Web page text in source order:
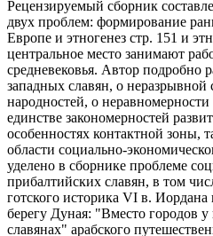
Рецензируемый сборник
двух проблем: формирование
Европе и этногенез стр. 151 и
центральное место занимают
средневековья. Автор подробно
западных славян, о
народностей, о
единстве закономерностей
особенностях контактной зоны,
области социально-
уделено в сборнике проблеме
прибалтийских славян, в том
готского историка VI в.
берегу Дуная: "Вместо городов
славянах" арабского